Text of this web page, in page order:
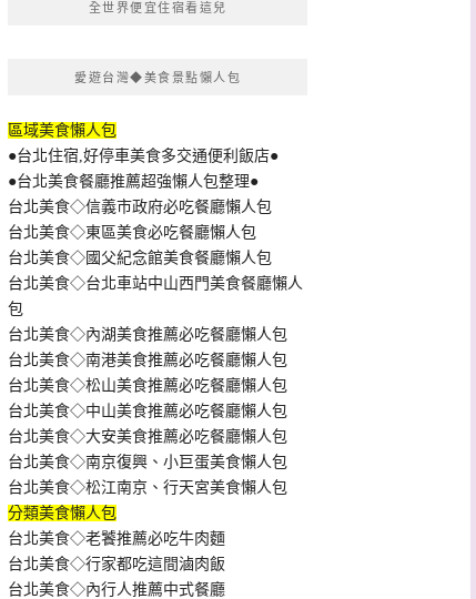
全世界便宜住宿看這兒
愛遊台灣◆美食景點懶人包
區域美食懶人包
●台北住宿,好停車美食多交通便利飯店●
●台北美食餐廳推薦超強懶人包整理●
台北美食◇信義市政府必吃餐廳懶人包
台北美食◇東區美食必吃餐廳懶人包
台北美食◇國父紀念館美食餐廳懶人包
台北美食◇台北車站中山西門美食餐廳懶人
包
台北美食◇內湖美食推薦必吃餐廳懶人包
台北美食◇南港美食推薦必吃餐廳懶人包
台北美食◇松山美食推薦必吃餐廳懶人包
台北美食◇中山美食推薦必吃餐廳懶人包
台北美食◇大安美食推薦必吃餐廳懶人包
台北美食◇南京復興、小巨蛋美食懶人包
台北美食◇松江南京、行天宮美食懶人包
分類美食懶人包
台北美食◇老饕推薦必吃牛肉麵
台北美食◇行家都吃這間滷肉飯
台北美食◇內行人推薦中式餐廳